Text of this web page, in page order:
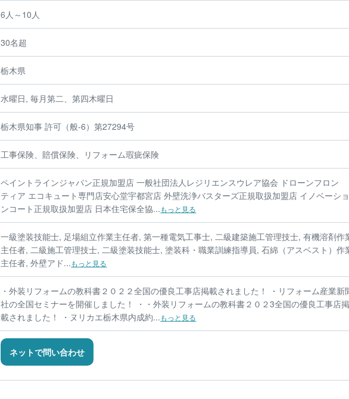
6人～10人
30名超
栃木県
水曜日, 毎月第二、第四木曜日
栃木県知事 許可（般-6）第27294号
工事保険、賠償保険、リフォーム瑕疵保険
ペイントラインジャパン正規加盟店 一般社団法人レジリエンスウレア協会 ドローンフロン
ティア エコキュート専門店安心堂宇都宮店 外壁洗浄バスターズ正規取扱加盟店 イノベーショ
ンコート正規取扱加盟店 日本住宅保全協...もっと見る
一級塗装技能士, 足場組立作業主任者, 第一種電気工事士, 二級建築施工管理技士, 有機溶剤作
主任者, 二級施工管理技士, 二級塗装技能士, 塗装科・職業訓練指導員, 石綿（アスベスト）作
主任者, 外壁アド...もっと見る
・外装リフォームの教科書２０２２全国の優良工事店掲載されました！ ・リフォーム産業新
社の全国セミナーを開催しました！ ・・外装リフォームの教科書２０２3全国の優良工事店掲
載されました！ ・ヌリカエ栃木県内成約...もっと見る
ネットで問い合わせ